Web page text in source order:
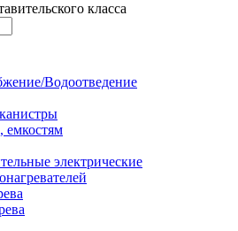
класса
Водоотведение
емкостям
электрические